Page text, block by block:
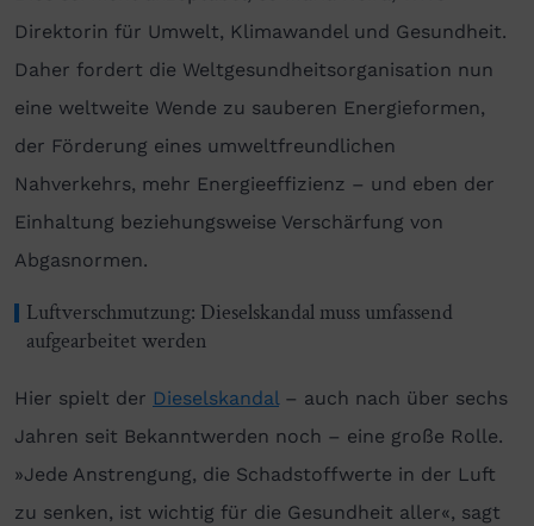
Direktorin für Umwelt, Klima­wandel und Gesundheit.
Daher fordert die Weltgesundheitsorganisation nun
eine weltweite Wende zu sauberen Energieformen,
der Förderung eines umweltfreundlichen
Nahverkehrs, mehr Energieeffizienz – und eben der
Einhaltung beziehungsweise Verschärfung von
Abgasnormen.
Luftverschmutzung: Dieselskandal muss umfassend
aufgearbeitet werden
Hier spielt der Dieselskandal– auch nach über sechs
Jahren seit Bekanntwerden noch – eine große Rolle.
»Jede Anstrengung, die Schadstoffwerte in der Luft
zu senken, ist wichtig für die Gesundheit aller«, sagt